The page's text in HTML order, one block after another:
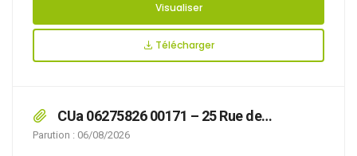
Visualiser
Télécharger
CUa 06275826 00171 – 25 Rue de
Maquétra
Parution : 06/08/2026